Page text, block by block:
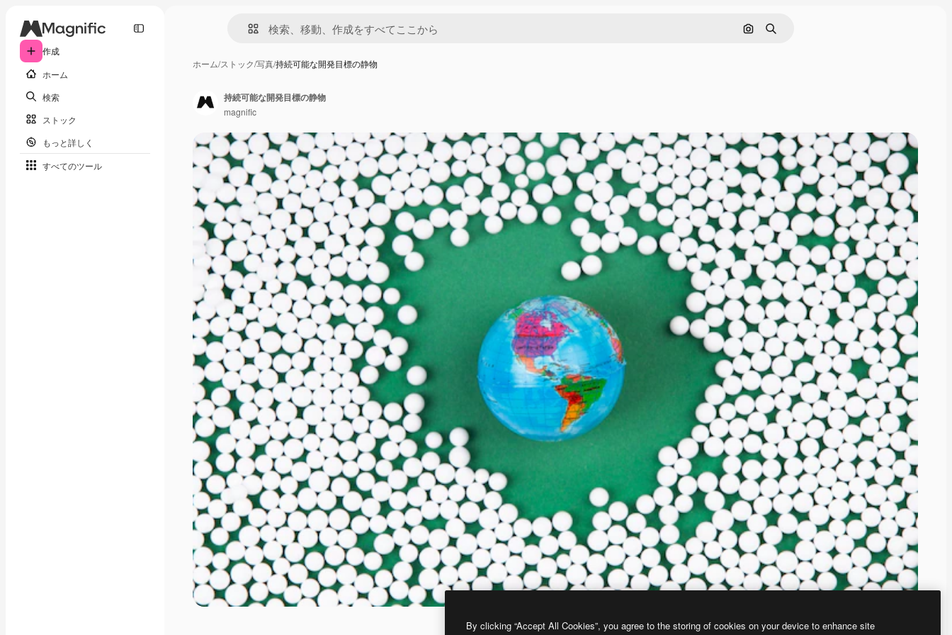
作成
ホーム
検索
ストック
もっと詳しく
すべてのツール
画像で検索
検索
ホーム/ストック/写真/持続可能な開発目標の静物
持続可能な開発目標の静物
magnific
By clicking “Accept All Cookies”, you agree to the storing of cookies on your device to enhance site